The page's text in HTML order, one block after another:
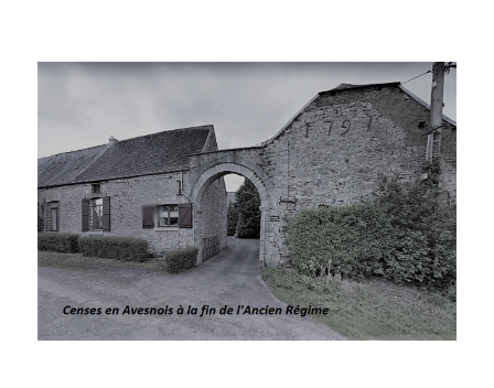
Censes en Avesnois à la fin de